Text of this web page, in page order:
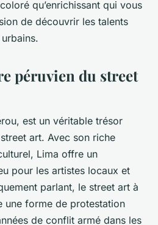
qu’enrichissant qui vous
de découvrir les talents
péruvien du street
est un véritable trésor
art. Avec son riche
Lima offre un
pour les artistes locaux et
parlant, le street art à
une forme de protestation
de conflit armé dans les